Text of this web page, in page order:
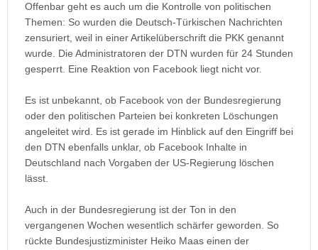
Offenbar geht es auch um die Kontrolle von politischen
Themen: So wurden die Deutsch-Türkischen Nachrichten
zensuriert, weil in einer Artikelüberschrift die PKK genannt
wurde. Die Administratoren der DTN wurden für 24 Stunden
gesperrt. Eine Reaktion von Facebook liegt nicht vor.
Es ist unbekannt, ob Facebook von der Bundesregierung
oder den politischen Parteien bei konkreten Löschungen
angeleitet wird. Es ist gerade im Hinblick auf den Eingriff bei
den DTN ebenfalls unklar, ob Facebook Inhalte in
Deutschland nach Vorgaben der US-Regierung löschen
lässt.
Auch in der Bundesregierung ist der Ton in den
vergangenen Wochen wesentlich schärfer geworden. So
rückte Bundesjustizminister Heiko Maas einen der